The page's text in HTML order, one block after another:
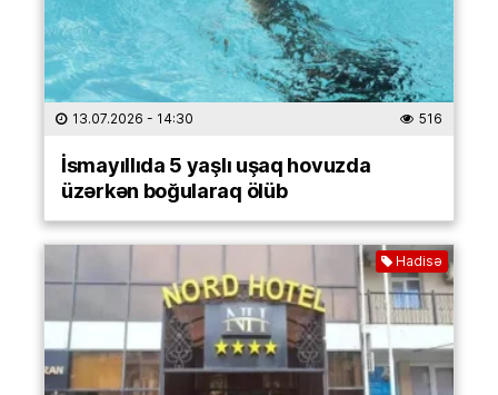
13.07.2026 - 14:30 516
İsmayıllıda 5 yaşlı uşaq hovuzda
üzərkən boğularaq ölüb
Hadisə